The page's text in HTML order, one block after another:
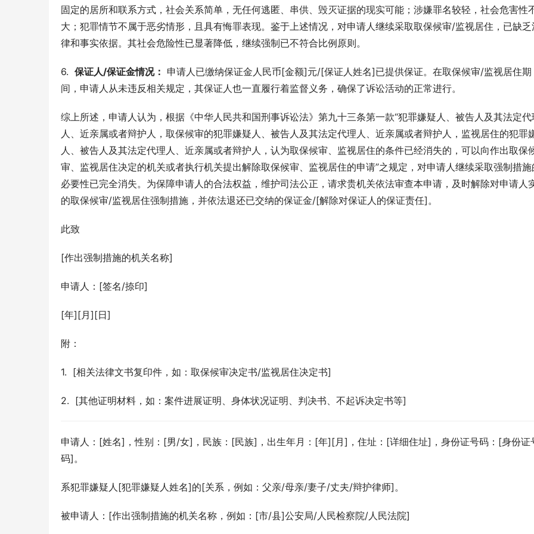
固定的居所和联系方式，社会关系简单，无任何逃匿、串供、毁灭证据的现实可能；涉嫌罪名较轻，社会危害性
大；犯罪情节不属于恶劣情形，且具有悔罪表现。鉴于上述情况，对申请人继续采取取保候审/监视居住，已缺乏
律和事实依据。其社会危险性已显著降低，继续强制已不符合比例原则。
6. 保证人/保证金情况： 申请人已缴纳保证金人民币[金额]元/[保证人姓名]已提供保证。在取保候审/监视居住期
间，申请人从未违反相关规定，其保证人也一直履行着监督义务，确保了诉讼活动的正常进行。
综上所述，申请人认为，根据《中华人民共和国刑事诉讼法》第九十三条第一款“犯罪嫌疑人、被告人及其法定代
人、近亲属或者辩护人，取保候审的犯罪嫌疑人、被告人及其法定代理人、近亲属或者辩护人，监视居住的犯罪
人、被告人及其法定代理人、近亲属或者辩护人，认为取保候审、监视居住的条件已经消失的，可以向作出取保
审、监视居住决定的机关或者执行机关提出解除取保候审、监视居住的申请”之规定，对申请人继续采取强制措施
必要性已完全消失。为保障申请人的合法权益，维护司法公正，请求贵机关依法审查本申请，及时解除对申请人
的取保候审/监视居住强制措施，并依法退还已交纳的保证金/[解除对保证人的保证责任]。
此致
[作出强制措施的机关名称]
申请人：[签名/捺印]
[年][月][日]
附：
1.  [相关法律文书复印件，如：取保候审决定书/监视居住决定书]
2.  [其他证明材料，如：案件进展证明、身体状况证明、判决书、不起诉决定书等]
申请人：[姓名]，性别：[男/女]，民族：[民族]，出生年月：[年][月]，住址：[详细住址]，身份证号码：[身份证
码]。
系犯罪嫌疑人[犯罪嫌疑人姓名]的[关系，例如：父亲/母亲/妻子/丈夫/辩护律师]。
被申请人：[作出强制措施的机关名称，例如：[市/县]公安局/人民检察院/人民法院]